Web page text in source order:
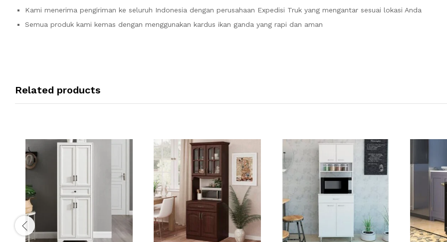
Kami menerima pengiriman ke seluruh Indonesia dengan perusahaan Expedisi Truk yang mengantar sesuai lokasi Anda
Semua produk kami kemas dengan menggunakan kardus ikan ganda yang rapi dan aman
Related products